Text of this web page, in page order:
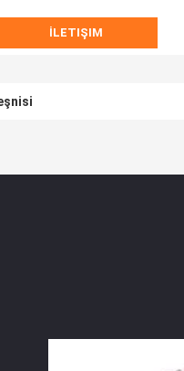
İLETIŞIM